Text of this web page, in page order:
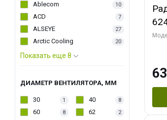
Ablecom 10
ACD 7
ALSEYE 27
Arctic Cooling 20
Показать еще 8
ДИАМЕТР ВЕНТИЛЯТОРА, ММ
30 1 40 8
60 8 62 2